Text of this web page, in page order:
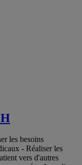
les besoins
- Réaliser les
vers d'autres